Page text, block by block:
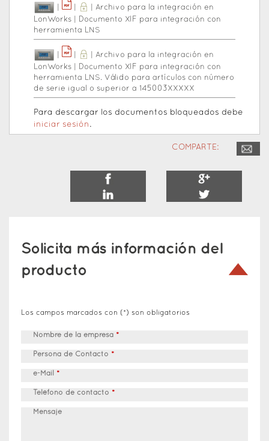
Archivo para la integración en
LonWorks
Documento XIF para integración con
herramienta LNS
Archivo para la integración en
LonWorks
Documento XIF para integración con
herramienta LNS. Válido para artículos con número
de serie igual o superior a 145003XXXXX
Para descargar los documentos bloqueados debe
iniciar sesión .
COMPARTE:
Solicita más información del
producto
Los campos marcados con (*) son obligatorios
Nombre de la empresa *
Persona de Contacto *
e-Mail *
Teléfono de contacto *
Mensaje